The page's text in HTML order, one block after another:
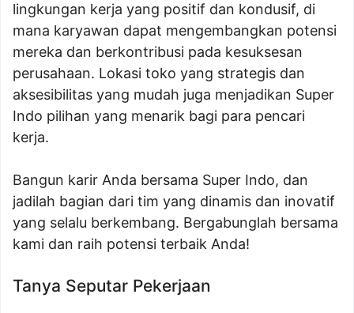
lingkungan kerja yang positif dan kondusif, di
mana karyawan dapat mengembangkan potensi
mereka dan berkontribusi pada kesuksesan
perusahaan. Lokasi toko yang strategis dan
aksesibilitas yang mudah juga menjadikan Super
Indo pilihan yang menarik bagi para pencari
kerja.
Bangun karir Anda bersama Super Indo, dan
jadilah bagian dari tim yang dinamis dan inovatif
yang selalu berkembang. Bergabunglah bersama
kami dan raih potensi terbaik Anda!
Tanya Seputar Pekerjaan